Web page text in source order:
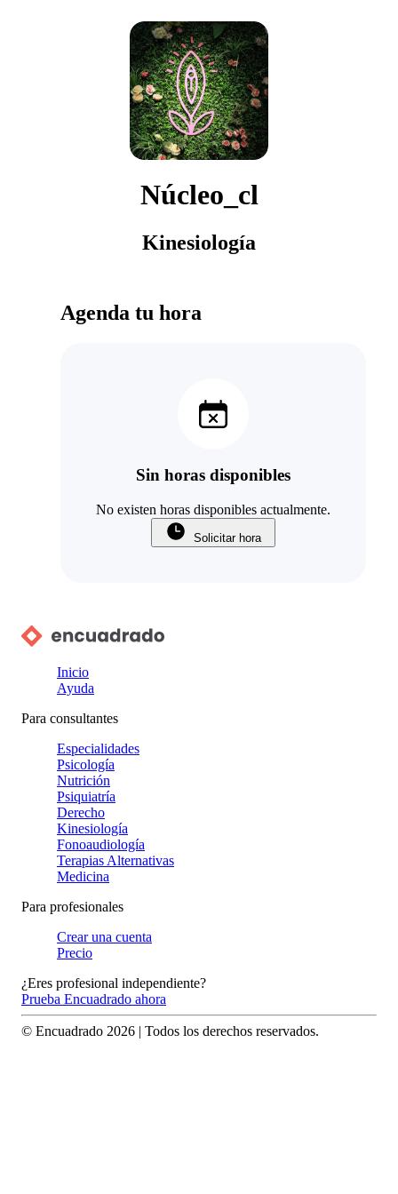
Núcleo_cl
Kinesiología
Agenda tu hora
Sin horas disponibles
No existen horas disponibles actualmente.
Solicitar hora
Inicio
Ayuda
Para consultantes
Especialidades
Psicología
Nutrición
Psiquiatría
Derecho
Kinesiología
Fonoaudiología
Terapias Alternativas
Medicina
Para profesionales
Crear una cuenta
Precio
¿Eres profesional independiente?
Prueba Encuadrado ahora
© Encuadrado 2026 | Todos los derechos reservados.